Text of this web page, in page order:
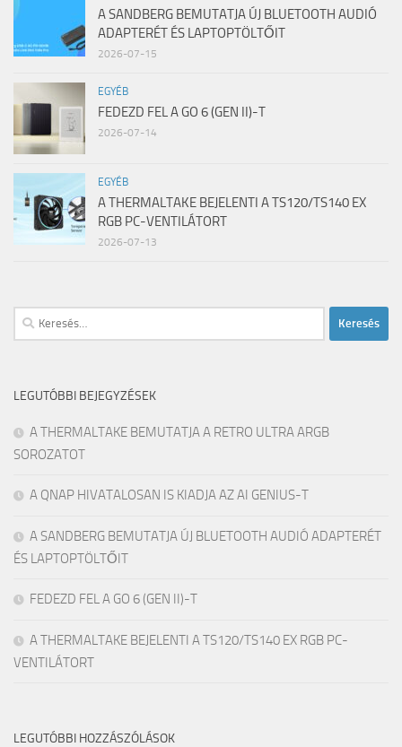
A SANDBERG BEMUTATJA ÚJ BLUETOOTH AUDIÓ
ADAPTERÉT ÉS LAPTOPTÖLTŐIT
2026-07-15
EGYÉB
FEDEZD FEL A GO 6 (GEN II)-T
2026-07-14
EGYÉB
A THERMALTAKE BEJELENTI A TS120/TS140 EX
RGB PC-VENTILÁTORT
2026-07-13
Keresés:
LEGUTÓBBI BEJEGYZÉSEK
A THERMALTAKE BEMUTATJA A RETRO ULTRA ARGB
SOROZATOT
A QNAP HIVATALOSAN IS KIADJA AZ AI GENIUS-T
A SANDBERG BEMUTATJA ÚJ BLUETOOTH AUDIÓ ADAPTERÉT
ÉS LAPTOPTÖLTŐIT
FEDEZD FEL A GO 6 (GEN II)-T
A THERMALTAKE BEJELENTI A TS120/TS140 EX RGB PC-
VENTILÁTORT
LEGUTÓBBI HOZZÁSZÓLÁSOK